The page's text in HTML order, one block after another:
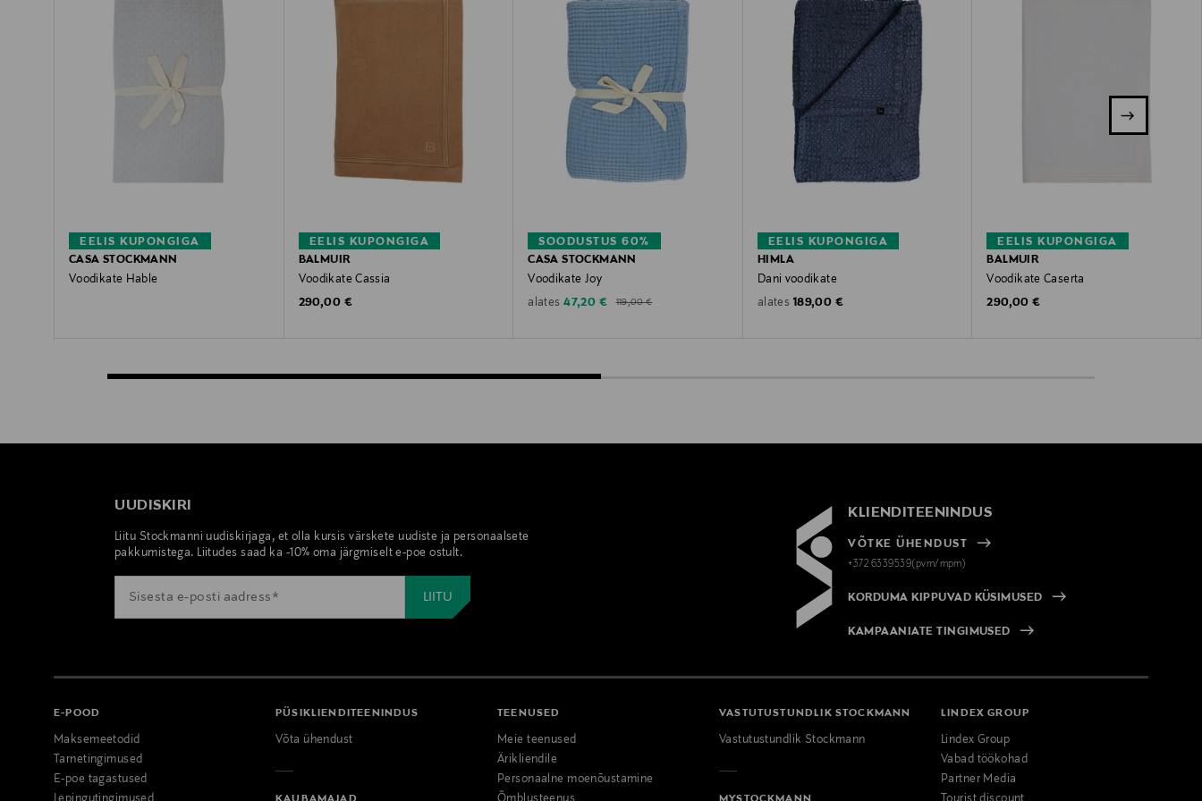
EELIS KUPONGIGA
CASA STOCKMANN
Voodikate Hable
EELIS KUPONGIGA
BALMUIR
Voodikate Cassia
Original Price
290,00 €
SOODUSTUS 60%
CASA STOCKMANN
Voodikate Joy
alates Discounted Price
47,20 € Original Price
119,00 €
EELIS KUPONGIGA
HIMLA
Dani voodikate
alates Original Price
189,00 €
EELIS KUPONGIGA
BALMUIR
Voodikate Caserta
Original Price
290,00 €
UUDISKIRI
Liitu Stockmanni uudiskirjaga, et olla kursis värskete uudiste ja personaalsete
pakkumistega. Liitudes saad ka -10% oma järgmiselt e-poe ostult.
KLIENDITEENINDUS
VÕTKE ÜHENDUST
+372 6339539(pvm/mpm)
KORDUMA KIPPUVAD KÜSIMUSED
KAMPAANIATE TINGIMUSED
E-POOD
Maksemeetodid
Tarnetingimused
E-poe tagastused
PÜSIKLIENDITEENINDUS
Võta ühendust
TEENUSED
Meie teenused
Ärikliendile
Personaalne moenõustamine
VASTUTUSTUNDLIK STOCKMANN
Vastutustundlik Stockmann
LINDEX GROUP
Lindex Group
Vabad töökohad
Partner Media